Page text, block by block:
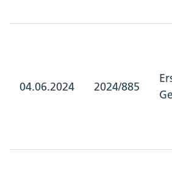
04.06.2024 2024/885